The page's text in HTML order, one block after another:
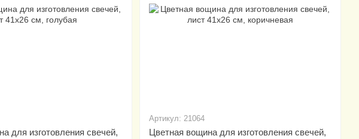
для изготовления свечей,
Артикул: 21064
Цветная вощина для изготовления свечей,